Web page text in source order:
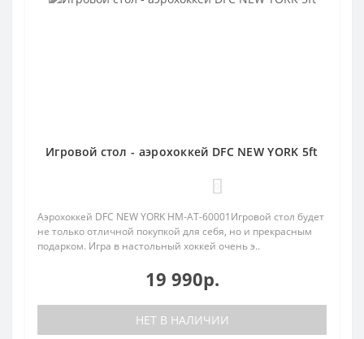
Игровой стол - аэрохоккей DFC NEW YORK 5ft
Аэрохоккей DFC NEW YORK HM-AT-60001Игровой стол будет
не только отличной покупкой для себя, но и прекрасным
подарком. Игра в настольный хоккей очень э..
19 990р.
НЕТ В НАЛИЧИИ